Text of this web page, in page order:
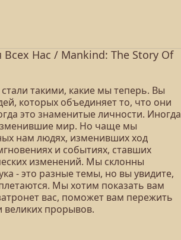
Нас / Mankind: The Story Of
такими, какие мы теперь. Вы
которых объединяет то, что они
это знаменитые личности. Иногда
мир. Но чаще мы
нам людях, изменивших ход
и событиях, ставших
изменений. Мы склонны
- это разные темы, но вы увидите,
Мы хотим показать вам
вас, поможет вам пережить
великих прорывов.